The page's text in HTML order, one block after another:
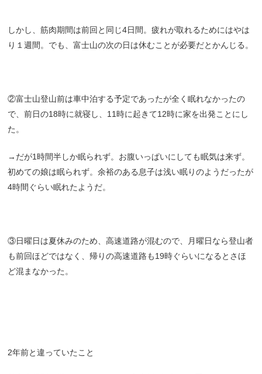
しかし、筋肉期間は前回と同じ4日間。疲れが取れるためにはやは
り１週間。でも、富士山の次の日は休むことが必要だとかんじる。
②富士山登山前は車中泊する予定であったが全く眠れなかったの
で、前日の18時に就寝し、11時に起きて12時に家を出発ことにし
た。
→だが1時間半しか眠られず。お腹いっぱいにしても眠気は来ず。
初めての娘は眠られず。余裕のある息子は浅い眠りのようだったが
4時間ぐらい眠れたようだ。
③日曜日は夏休みのため、高速道路が混むので、月曜日なら登山者
も前回ほどではなく、帰りの高速道路も19時ぐらいになるとさほ
ど混まなかった。
2年前と違っていたこと